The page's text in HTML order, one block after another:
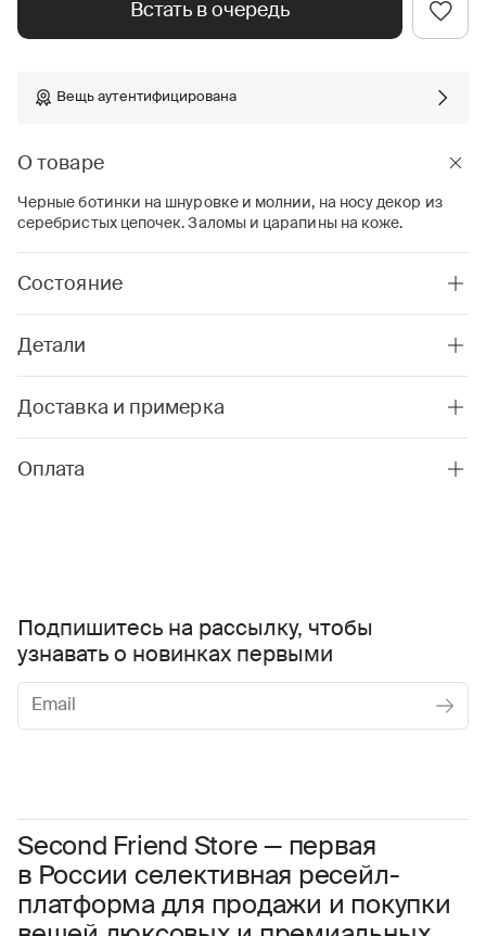
Встать в очередь
Вещь аутентифицирована
О товаре
Черные ботинки на шнуровке и молнии, на носу декор из
серебристых цепочек. Заломы и царапины на коже.
Состояние
Детали
Доставка и примерка
Оплата
Second Friend Store — первая
в России селективная ресейл-
платформа для продажи и покупки
Подпишитесь на рассылку, чтобы
узнавать о новинках первыми
Соглашаюсь с условиями Пользовательского соглашения
Даю согласие на получение рекламной информации.